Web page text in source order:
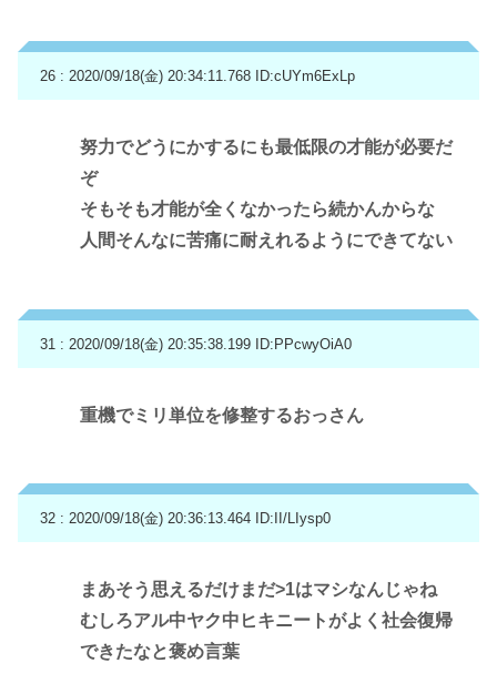
26 : 2020/09/18(金) 20:34:11.768 ID:cUYm6ExLp
努力でどうにかするにも最低限の才能が必要だ
ぞ
そもそも才能が全くなかったら続かんからな
人間そんなに苦痛に耐えれるようにできてない
31 : 2020/09/18(金) 20:35:38.199 ID:PPcwyOiA0
重機でミリ単位を修整するおっさん
32 : 2020/09/18(金) 20:36:13.464 ID:II/LIysp0
まあそう思えるだけまだ>1はマシなんじゃね
むしろアル中ヤク中ヒキニートがよく社会復帰
できたなと褒め言葉